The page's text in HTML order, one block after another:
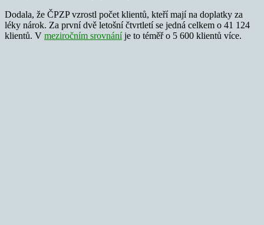
Dodala, že ČPZP vzrostl počet klientů, kteří mají na doplatky za
léky nárok. Za první dvě letošní čtvrtletí se jedná celkem o 41 124
klientů. V meziročním srovnáníje to téměř o 5 600 klientů více.